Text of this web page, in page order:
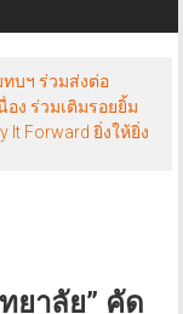
บฯ ร่วมส่งต่อ
ง ร่วมเติมรอยยิ้ม
It Forward ยิ่งให้ยิ่ง
ยาลัย” คัด